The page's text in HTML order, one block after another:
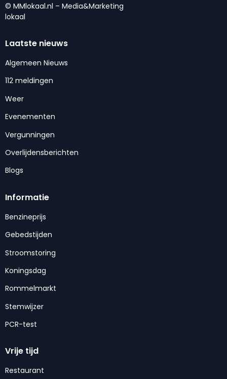
© MMlokaal.nl – Media&Marketing
lokaal
Laatste nieuws
Algemeen Nieuws
112 meldingen
Weer
Evenementen
Vergunningen
Overlijdensberichten
Blogs
Informatie
Benzineprijs
Gebedstijden
Stroomstoring
Koningsdag
Rommelmarkt
Stemwijzer
PCR-test
Vrije tijd
Restaurant